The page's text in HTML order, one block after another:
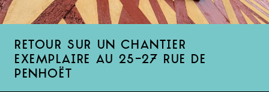
Retour sur un chantier
exemplaire au 25-27 rue de
Penhoët